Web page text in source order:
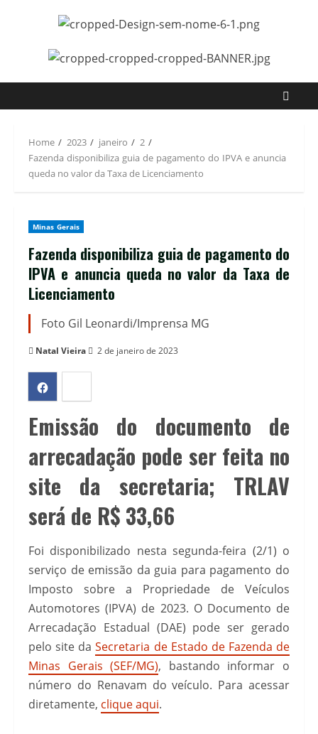
Home 2023 janeiro
2
Fazenda disponibiliza guia de pagamento do IPVA e anuncia
queda no valor da Taxa de Licenciamento
Minas Gerais
Fazenda disponibiliza guia de pagamento do
IPVA e anuncia queda no valor da Taxa de
Licenciamento
Foto Gil Leonardi/Imprensa MG
Natal Vieira 2 de janeiro de 2023
Emissão do documento de
arrecadação pode ser feita no
site da secretaria; TRLAV
será de R$ 33,66
Foi disponibilizado nesta segunda-feira (2/1) o
serviço de emissão da guia para pagamento do
Imposto sobre a Propriedade de Veículos
Automotores (IPVA) de 2023. O Documento de
Arrecadação Estadual (DAE) pode ser gerado
pelo site daSecretaria de Estado de Fazenda de
Minas Gerais (SEF/MG), bastando informar o
número do Renavam do veículo. Para acessar
diretamente, clique aqui.